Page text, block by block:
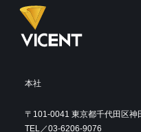
本社
〒101-0041 東京都千代田区神
TEL／03-6206-9076